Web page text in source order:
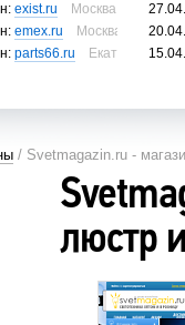
exist.ru
Москва, Россия
emex.ru
Москва, Россия
parts66.ru Екатеринбург,
/ Svetmagazin.ru -
люстр